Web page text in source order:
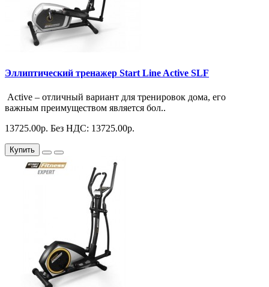
Эллиптический тренажер Start Line Active SLF
Active – отличный вариант для тренировок дома, его
важным преимуществом является бол..
13725.00р. Без НДС: 13725.00р.
Купить